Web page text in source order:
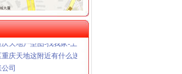
碑洪崖洞重庆天地北欧简约大床房_渝中区短租公寓_途家
地公寓即买即住5.1米高轻轨旁,重庆渝中化龙桥重庆
天地户型图-找我家-土巴兔装修网
庆天地这附近有什么送外卖的啊急求_重庆吧_百度贴吧
公司
专业注册公司代账报税欢迎来电咨询丁莉免费申请一